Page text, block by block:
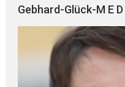
Gebhard-Glück-M E